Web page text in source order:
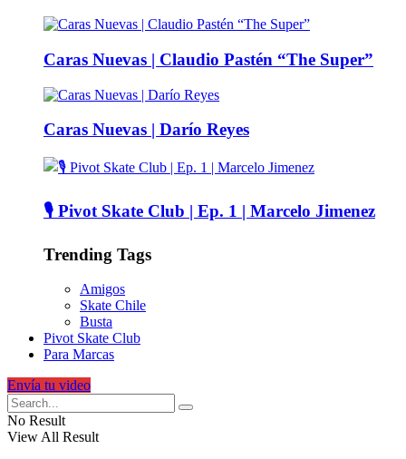
Caras Nuevas | Claudio Pastén “The Super”
Caras Nuevas | Darío Reyes
🎙️ Pivot Skate Club | Ep. 1 | Marcelo Jimenez
Trending Tags
Amigos
Skate Chile
Busta
Pivot Skate Club
Para Marcas
Envía tu video
No Result
View All Result